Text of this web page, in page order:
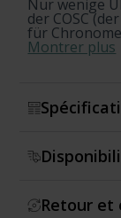
Nur wenige
der COSC
für
Montrer plus
Retour et